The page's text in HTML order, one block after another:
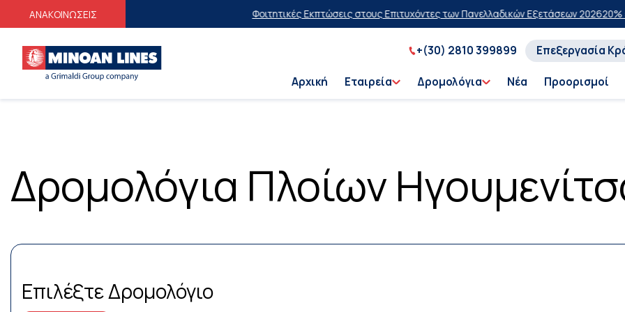
ΑΝΑΚΟΙΝΩΣΕΙΣ Φοιτητικές Εκπτώσεις στους Επιτυχόντες των Πανελλαδικών Εξετάσεων 202620%
+(30) 2810 399899 Επεξεργασία
Αρχική Εταιρεία Δρομολόγια Νέα Προορισμοί
Δρομολόγια Πλοίων
Επιλέξτε Δρομολόγιο